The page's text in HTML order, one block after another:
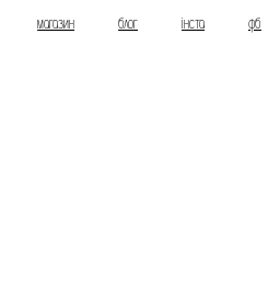
магазин блог інста фб